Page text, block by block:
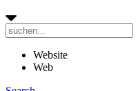
Website
Web